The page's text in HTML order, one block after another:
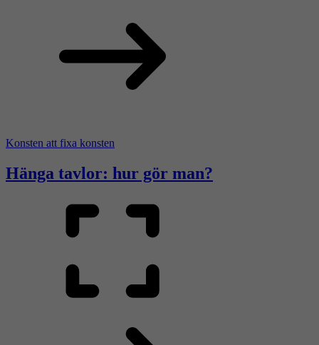
Konsten att fixa konsten
Hänga tavlor: hur gör man?